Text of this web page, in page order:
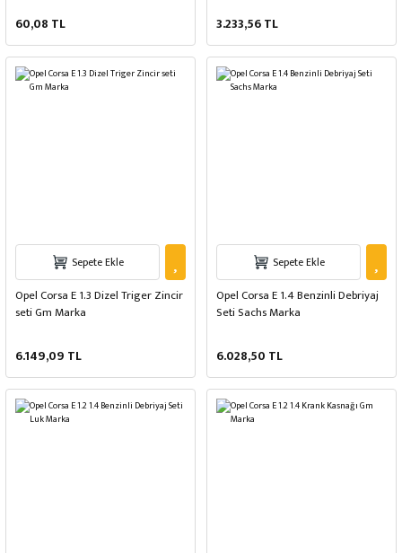
60,08 TL 3.233,56 TL
Sepete Ekle
Opel Corsa E 1.3 Dizel Triger Zincir
seti Gm Marka
6.149,09 TL
Sepete Ekle
Opel Corsa E 1.4 Benzinli Debriyaj
Seti Sachs Marka
6.028,50 TL